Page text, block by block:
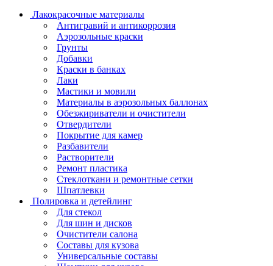
Лакокрасочные материалы
Антигравий и антикоррозия
Аэрозольные краски
Грунты
Добавки
Краски в банках
Лаки
Мастики и мовили
Материалы в аэрозольных баллонах
Обезжириватели и очистители
Отвердители
Покрытие для камер
Разбавители
Растворители
Ремонт пластика
Стеклоткани и ремонтные сетки
Шпатлевки
Полировка и детейлинг
Для стекол
Для шин и дисков
Очистители салона
Составы для кузова
Универсальные составы